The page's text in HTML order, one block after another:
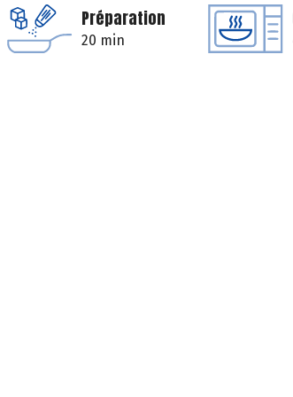
Préparation
20 min